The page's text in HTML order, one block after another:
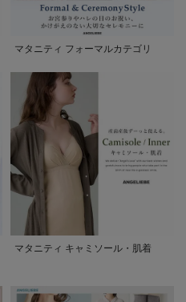
マタニティ フォーマルカテゴリ
マタニティ キャミソール・肌着